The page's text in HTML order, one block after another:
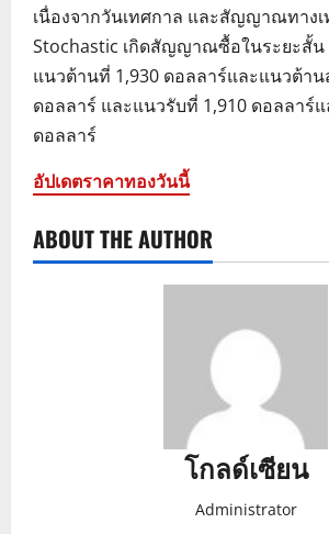
เนื่องจากวันเทศกาล และสัญญาณทาง
Stochastic เกิดสัญญาณซื้อในระยะสั้น
แนวต้านที่ 1,930 ดอลลาร์และแนวต้า
ดอลลาร์ และแนวรับที่ 1,910 ดอลลาร์แ
ดอลลาร์
อัปเดตราคาทองวันนี้
ABOUT THE AUTHOR
โกลด์เซียน
Administrator